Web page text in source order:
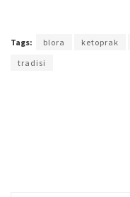
Tags: blora ketoprak
tradisi